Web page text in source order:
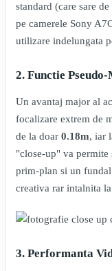
standard (care sare
pe camerele Sony
utilizare indelungata
2. Functie
Un avantaj major al
focalizare extrem de
de la doar 0.18m, iar
"close-up" va permite
prim-plan si un
creativa rar intalnita
3. Performanta